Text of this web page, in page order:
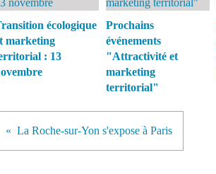
écologique
marketing
: 13
Prochains
événements
"Attractivité et
marketing
territorial"
La Roche-sur-Yon s'expose à Paris